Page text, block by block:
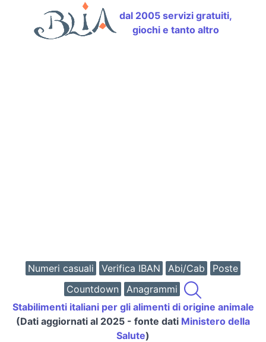
dal 2005 servizi gratuiti,
giochi e tanto altro
Numeri casuali Verifica IBAN Abi/Cab
Poste
Countdown
Anagrammi
Stabilimenti italiani per gli alimenti di origine animale
(Dati aggiornati al 2025 - fonte dati Ministero della
Salute)